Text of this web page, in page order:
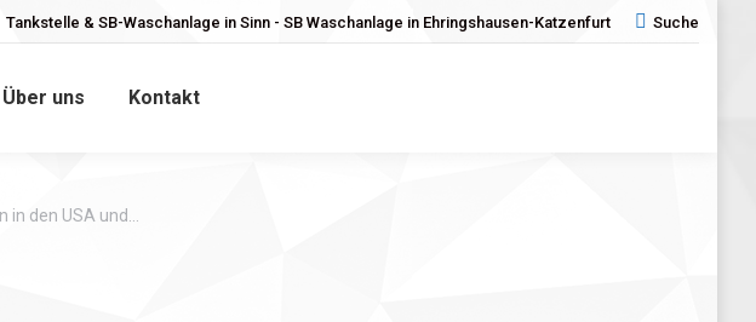
Tankstelle & SB-Waschanlage in Sinn - SB Waschanlage in Ehringshausen-Katzenfurt Search:
Suche
Über uns Kontakt
in den USA und…